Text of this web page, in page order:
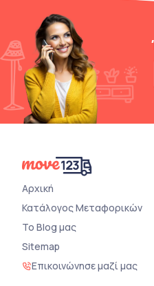
Αρχική
Κατάλογος Μεταφορικών
Το Blog μας
Sitemap
Επικοινώνησε μαζί μας